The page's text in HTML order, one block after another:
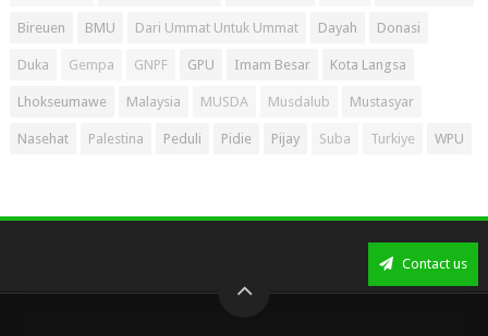
Bireuen BMU Dari Ummat Untuk Ummat Dayah Donasi
Duka Gempa GNPF GPU Imam Besar Kota Langsa
Lhokseumawe Malaysia MUSDA Musdalub Mustasyar
Nasehat Palestina Peduli Pidie Pijay Suba Turkiye WPU
Contact us